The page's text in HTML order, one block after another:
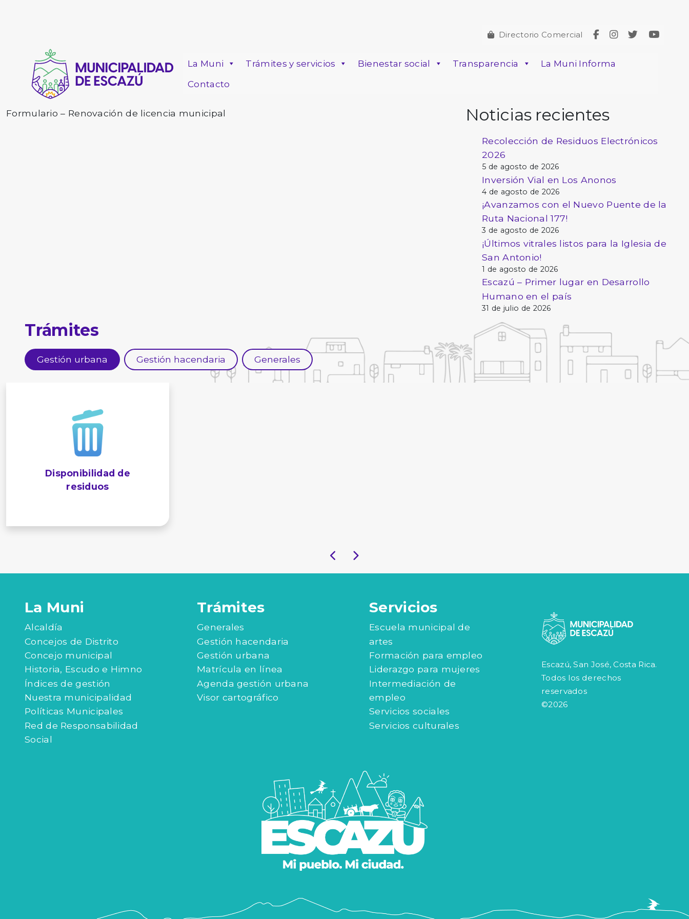
Directorio Comercial
La Muni Trámites y servicios Bienestar social Transparencia
La Muni Informa
Contacto
Formulario – Renovación de licencia municipal Noticias recientes
Recolección de Residuos Electrónicos
2026
5 de agosto de 2026
Inversión Vial en Los Anonos
4 de agosto de 2026
¡Avanzamos con el Nuevo Puente de la
Ruta Nacional 177!
3 de agosto de 2026
¡Últimos vitrales listos para la Iglesia de
San Antonio!
1 de agosto de 2026
Escazú – Primer lugar en Desarrollo
Humano en el país
31 de julio de 2026
Trámites
Gestión urbana Gestión hacendaria Generales
Disponibilidad de
residuos
La Muni
Alcaldía
Concejos de Distrito
Concejo municipal
Historia, Escudo e Himno
Índices de gestión
Nuestra municipalidad
Políticas Municipales
Red de Responsabilidad
Social
Trámites
Generales
Gestión hacendaria
Gestión urbana
Matrícula en línea
Agenda gestión urbana
Visor cartográfico
Servicios
Escuela municipal de
artes
Formación para empleo
Liderazgo para mujeres
Intermediación de
empleo
Servicios sociales
Servicios culturales
Escazú, San José, Costa Rica.
Todos los derechos
reservados
©2026